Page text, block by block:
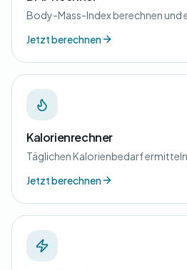
Body-Mass-Index berechnen und
Jetzt berechnen
Kalorienrechner
Täglichen Kalorienbedarf ermitteln.
Jetzt berechnen